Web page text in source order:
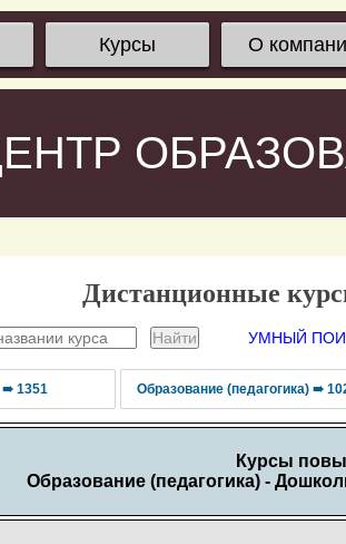
Курсы О
Дистанционные
УМНЫЙ
➠ 1351 Образование (педагогика) ➠
Курсы
Образование (педагогика) -